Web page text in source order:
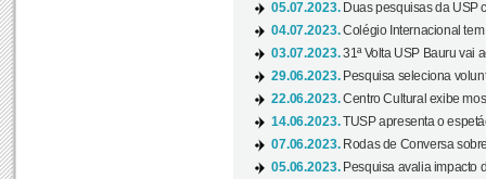
05.07.2023. Duas pesquisas da USP
04.07.2023.Colégio Internacional
03.07.2023.31ª Volta USP Bauru vai
29.06.2023. Pesquisa seleciona
22.06.2023.Centro Cultural exibe
14.06.2023.TUSP apresenta o
07.06.2023. Rodas de Conversa
05.06.2023. Pesquisa avalia impacto